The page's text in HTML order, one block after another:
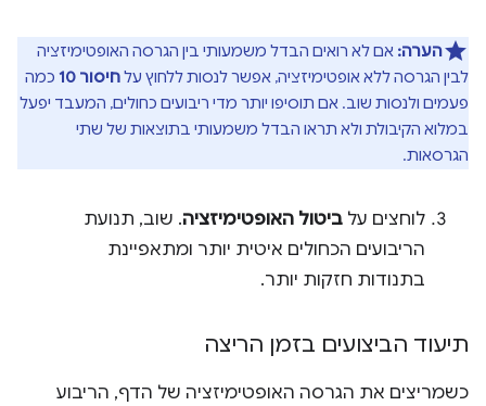
הערה: אם לא רואים הבדל משמעותי בין הגרסה האופטימיזציה
לבין הגרסה ללא אופטימיזציה, אפשר לנסות ללחוץ עלחיסור 10
כמה
פעמים ולנסות שוב. אם תוסיפו יותר מדי ריבועים כחולים, המעבד יפעל
במלוא הקיבולת ולא תראו הבדל משמעותי בתוצאות של שתי
הגרסאות.
לוחצים על ביטול האופטימיזציה. שוב, תנועת
הריבועים הכחולים איטית יותר ומתאפיינת
בתנודות חזקות יותר.
תיעוד הביצועים בזמן הריצה
כשמריצים את הגרסה האופטימיזציה של הדף, הריבוע